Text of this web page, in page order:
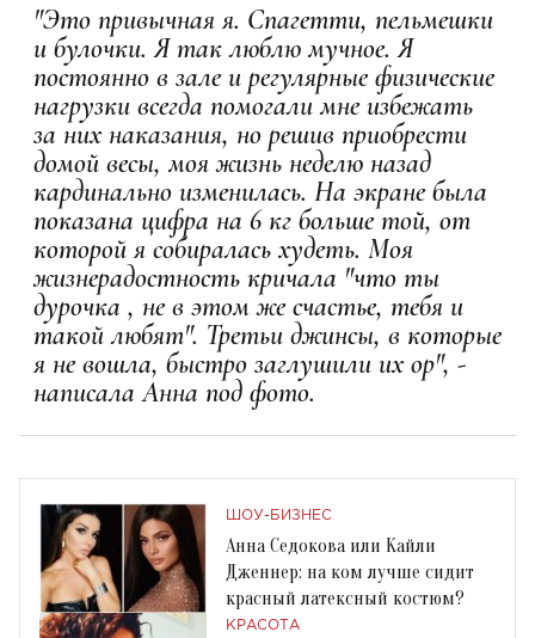
"Это привычная я. Спагетти, пельмешки
и булочки. Я так люблю мучное. Я
постоянно в зале и регулярные физические
нагрузки всегда помогали мне избежать
за них наказания, но решив приобрести
домой весы, моя жизнь неделю назад
кардинально изменилась. На экране была
показана цифра на 6 кг больше той, от
которой я собиралась худеть. Моя
жизнерадостность кричала "что ты
дурочка , не в этом же счастье, тебя и
такой любят". Третьи джинсы, в которые
я не вошла, быстро заглушили их ор", -
написала Анна под фото.
ШОУ-БИЗНЕС
Анна Седокова или Кайли
Дженнер: на ком лучше сидит
красный латексный костюм?
КРАСОТА